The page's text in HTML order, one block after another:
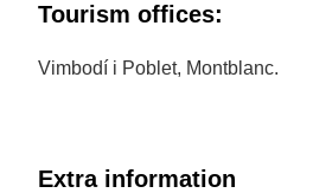
Tourism offices:
Vimbodí i Poblet, Montblanc.
Extra information